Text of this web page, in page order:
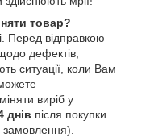
товар?
Перед відправкою
дефектів,
ситуації, коли Вам
виріб у
днів після покупки
замовлення).